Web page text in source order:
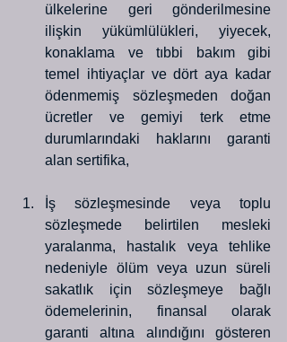
ülkelerine geri gönderilmesine
ilişkin yükümlülükleri, yiyecek,
konaklama ve tıbbi bakım gibi
temel ihtiyaçlar ve dört aya kadar
ödenmemiş sözleşmeden doğan
ücretler ve gemiyi terk etme
durumlarındaki haklarını garanti
alan sertifika,
İş sözleşmesinde veya toplu
sözleşmede belirtilen mesleki
yaralanma, hastalık veya tehlike
nedeniyle ölüm veya uzun süreli
sakatlık için sözleşmeye bağlı
ödemelerinin, finansal olarak
garanti altına alındığını gösteren